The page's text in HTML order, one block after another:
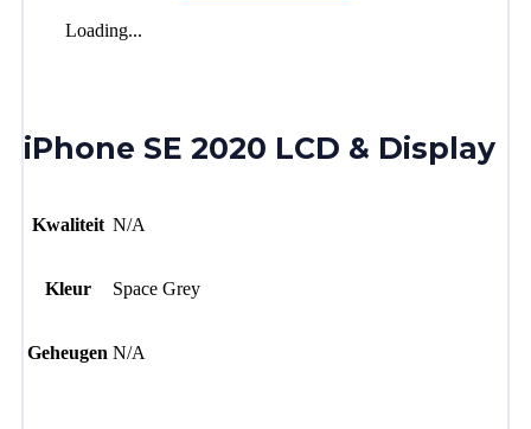
Loading...
iPhone SE 2020 LCD & Display
Kwaliteit N/A
Kleur Space Grey
Geheugen N/A